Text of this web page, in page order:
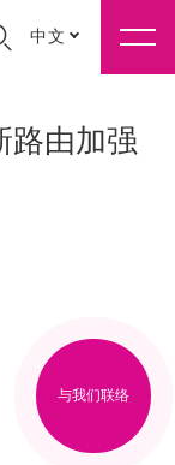
中文
路由加强
与我们联络